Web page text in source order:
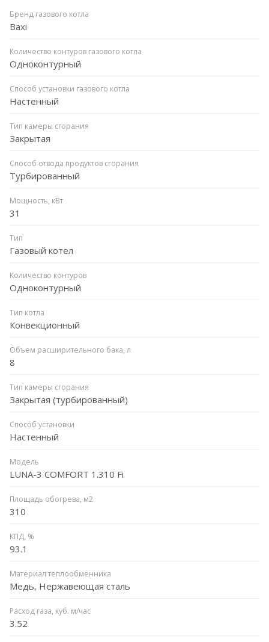
Бренд газового котла
Baxi
Количество контуров газового котла
Одноконтурный
Способ установки газового котла
Настенный
Тип камеры сгорания
Закрытая
Способ отвода продуктов сгорания
Турбированный
Мощность, кВт
31
Тип
Газовый котел
Количество контуров
Одноконтурный
Тип котла
Конвекционный
Объем расширительного бака, л
8
Тип камеры сгорания
Закрытая (турбированный)
Способ установки
Настенный
Модель
LUNA-3 COMFORT 1.310 Fi
Площадь обогрева, м2
310
КПД, %
93.1
Материал теплообменника
Медь, Нержавеющая сталь
Расход газа, куб. м/час
3.52